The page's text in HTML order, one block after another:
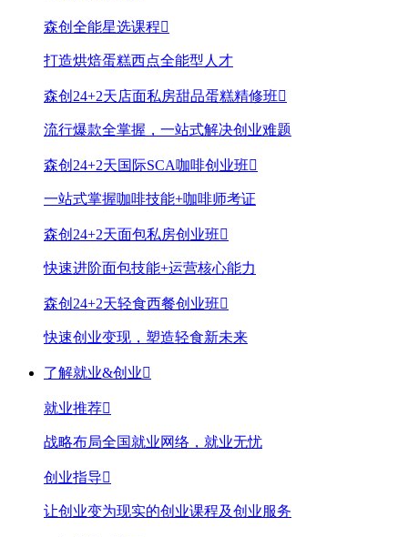
森创全能星选课程
打造烘焙蛋糕西点全能型人才
森创24+2天店面私房甜品蛋糕精修班
流行爆款全掌握，一站式解决创业难题
森创24+2天国际SCA咖啡创业班
一站式掌握咖啡技能+咖啡师考证
森创24+2天面包私房创业班
快速进阶面包技能+运营核心能力
森创24+2天轻食西餐创业班
快速创业变现，塑造轻食新未来
了解就业&创业
就业推荐
战略布局全国就业网络，就业无忧
创业指导
让创业变为现实的创业课程及创业服务